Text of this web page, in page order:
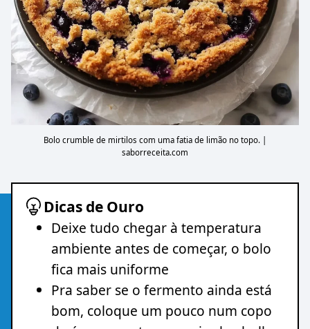
Bolo crumble de mirtilos com uma fatia de limão no topo. |
saborreceita.com
Dicas de Ouro
Deixe tudo chegar à temperatura
ambiente antes de começar, o bolo
fica mais uniforme
Pra saber se o fermento ainda está
bom, coloque um pouco num copo